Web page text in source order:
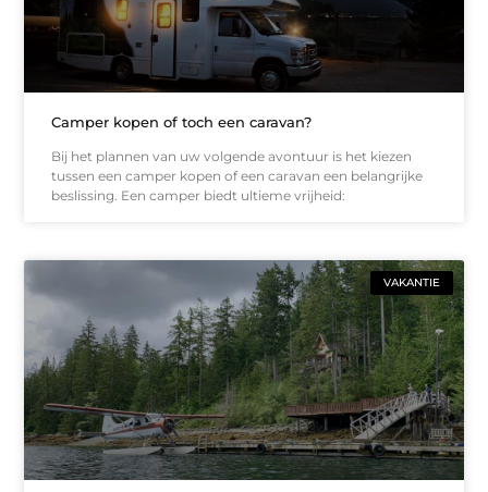
Camper kopen of toch een caravan?
Bij het plannen van uw volgende avontuur is het kiezen
tussen een camper kopen of een caravan een belangrijke
beslissing. Een camper biedt ultieme vrijheid:
VAKANTIE